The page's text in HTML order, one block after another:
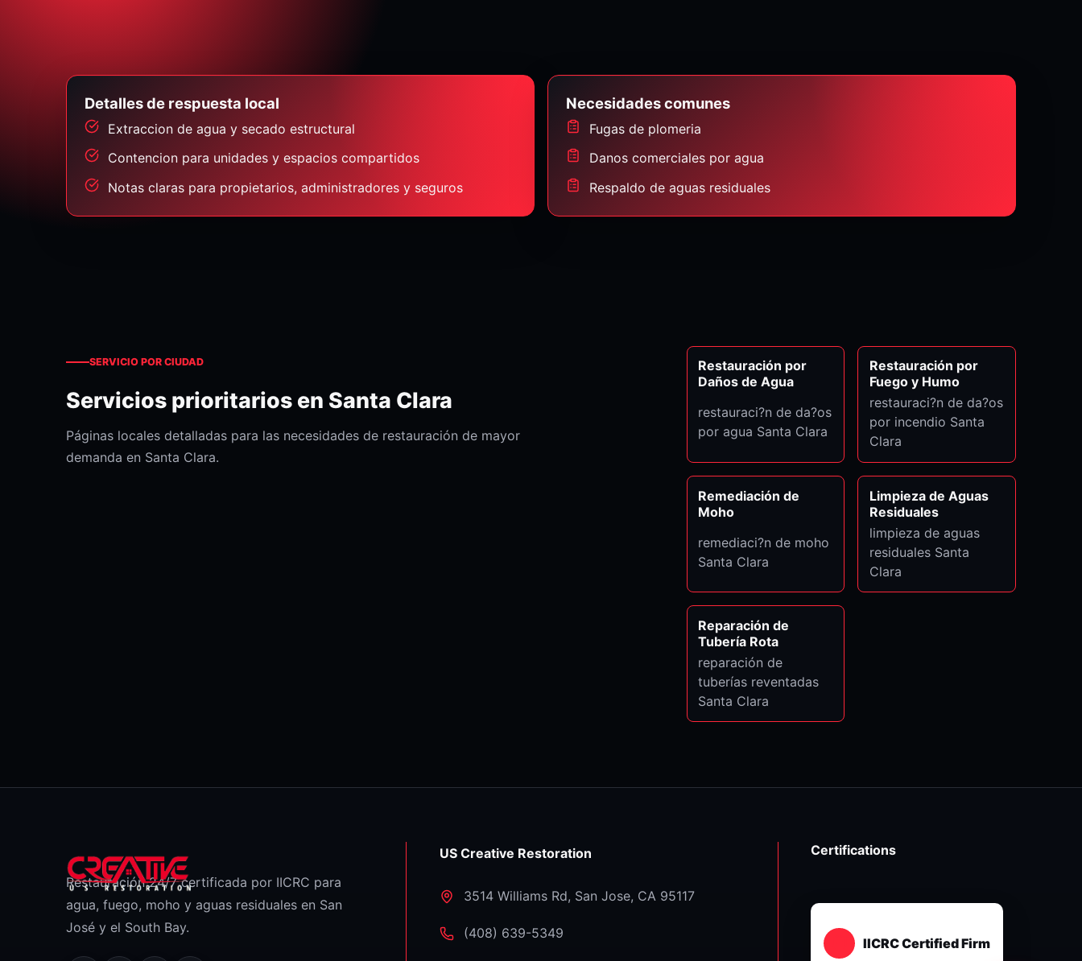
Detalles de respuesta local
Extraccion de agua y secado estructural
Contencion para unidades y espacios compartidos
Notas claras para propietarios, administradores y seguros
Necesidades comunes
Fugas de plomeria
Danos comerciales por agua
Respaldo de aguas residuales
SERVICIO POR CIUDAD
Servicios prioritarios en Santa Clara
Páginas locales detalladas para las necesidades de restauración de mayor
demanda en Santa Clara.
Restauración por
Daños de Agua
restauraci?n de da?os
por agua Santa Clara
Restauración por
Fuego y Humo
restauraci?n de da?os
por incendio Santa
Clara
Remediación de
Moho
remediaci?n de moho
Santa Clara
Limpieza de Aguas
Residuales
limpieza de aguas
residuales Santa
Clara
Reparación de
Tubería Rota
reparación de
tuberías reventadas
Santa Clara
Restauración 24/7 certificada por IICRC para
agua, fuego, moho y aguas residuales en San
José y el South Bay.
US Creative Restoration
3514 Williams Rd, San Jose, CA 95117
⁦(408) 639-5349⁩
Certifications
IICRC Certified Firm